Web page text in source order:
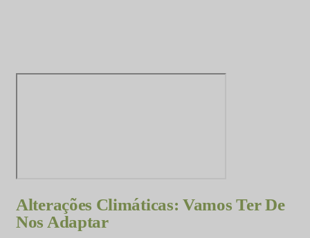
Alterações Climáticas: Vamos Ter De
Nos Adaptar